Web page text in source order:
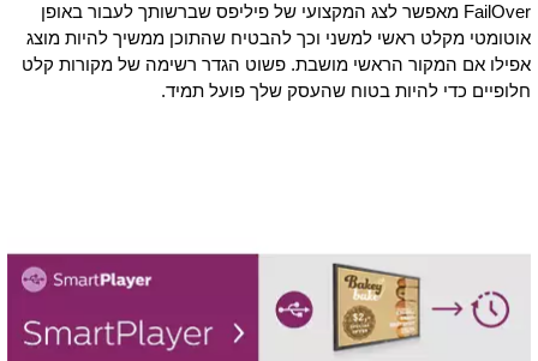
FailOver מאפשר לצג המקצועי של פיליפס שברשותך לעבור באופן
אוטומטי מקלט ראשי למשני וכך להבטיח שהתוכן ממשיך להיות מוצג
אפילו אם המקור הראשי מושבת. פשוט הגדר רשימה של מקורות קלט
חלופיים כדי להיות בטוח שהעסק שלך פועל תמיד.